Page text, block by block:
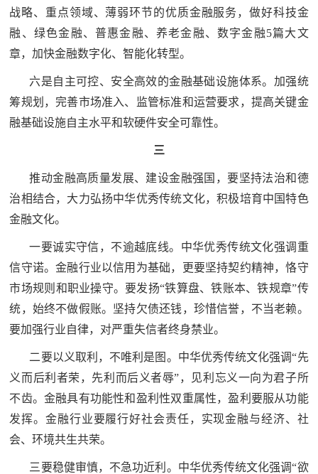
战略、重点领域、薄弱环节的优质金融服务，做好科技金
融、绿色金融、普惠金融、养老金融、数字金融5篇大文
章，加快金融数字化、智能化转型。
六是自主可控、安全高效的金融基础设施体系。加强统
筹规划，完善市场准入、监管标准和运营要求，提高关键金
融基础设施自主水平和软硬件安全可靠性。
三
推动金融高质量发展、建设金融强国，要坚持法治和德
治相结合，大力弘扬中华优秀传统文化，积极培育中国特色
金融文化。
一要诚实守信，不逾越底线。中华优秀传统文化强调重
信守诺。金融行业以信用为基础，更要坚持契约精神，恪守
市场规则和职业操守。要发扬“铁算盘、铁账本、铁规章”传
统，始终不做假账。坚持欠债还钱，珍惜信誉，不当老赖。
要加强行业自律，对严重失信者终身禁业。
二要以义取利，不唯利是图。中华优秀传统文化强调“先
义而后利者荣，先利而后义者辱”，见利忘义一向为君子所
不齿。金融具有功能性和盈利性双重属性，盈利要服从功能
发挥。金融行业要履行好社会责任，实现金融与经济、社
会、环境共生共荣。
三要稳健审慎，不急功近利。中华优秀传统文化强调“欲